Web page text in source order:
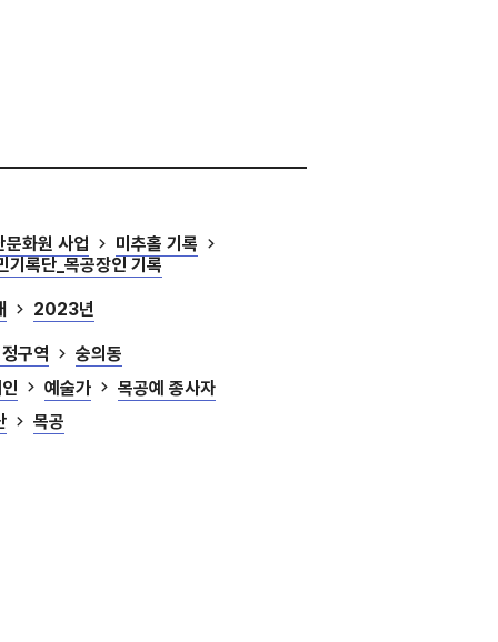
문화원 사업
미추홀 기록
록단_목공장인 기록
2023년
구역
숭의동
예술가
목공예 종사자
목공